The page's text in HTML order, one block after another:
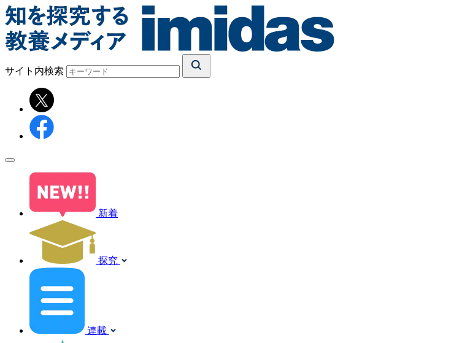
サイト内検索
新着
探究
連載